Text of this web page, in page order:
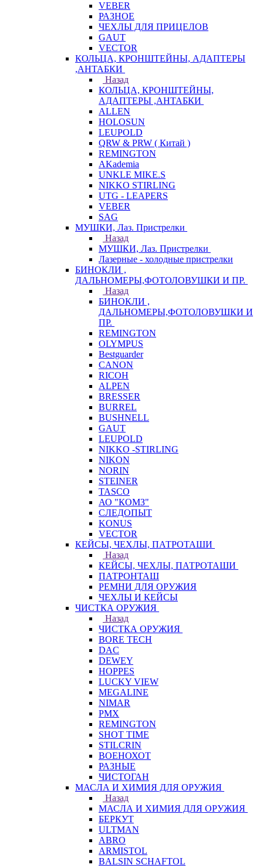
VEBER
РАЗНОЕ
ЧЕХЛЫ ДЛЯ ПРИЦЕЛОВ
GAUT
VECTOR
КОЛЬЦА, КРОНШТЕЙНЫ, АДАПТЕРЫ
,АНТАБКИ
Назад
КОЛЬЦА, КРОНШТЕЙНЫ,
АДАПТЕРЫ ,АНТАБКИ
ALLEN
HOLOSUN
LEUPOLD
QRW & PRW ( Китай )
REMINGTON
AKademia
UNKLE MIKE.S
NIKKO STIRLING
UTG - LEAPERS
VEBER
SAG
МУШКИ, Лаз. Пристрелки
Назад
МУШКИ, Лаз. Пристрелки
Лазерные - холодные пристрелки
БИНОКЛИ ,
ДАЛЬНОМЕРЫ,ФОТОЛОВУШКИ И ПР.
Назад
БИНОКЛИ ,
ДАЛЬНОМЕРЫ,ФОТОЛОВУШКИ И
ПР.
REMINGTON
OLYMPUS
Bestguarder
CANON
RICOH
ALPEN
BRESSER
BURREL
BUSHNELL
GAUT
LEUPOLD
NIKKO -STIRLING
NIKON
NORIN
STEINER
TASCO
АО "КОМЗ"
СЛЕДОПЫТ
KONUS
VECTOR
КЕЙСЫ, ЧЕХЛЫ, ПАТРОТАШИ
Назад
КЕЙСЫ, ЧЕХЛЫ, ПАТРОТАШИ
ПАТРОНТАШ
РЕМНИ ДЛЯ ОРУЖИЯ
ЧЕХЛЫ И КЕЙСЫ
ЧИСТКА ОРУЖИЯ
Назад
ЧИСТКА ОРУЖИЯ
BORE TECH
DAC
DEWEY
HOPPES
LUCKY VIEW
MEGALINE
NIMAR
PMX
REMINGTON
SHOT TIME
STILCRIN
ВОЕНОХОТ
РАЗНЫЕ
ЧИСТОГАН
МАСЛА И ХИМИЯ ДЛЯ ОРУЖИЯ
Назад
МАСЛА И ХИМИЯ ДЛЯ ОРУЖИЯ
БЕРКУТ
ULTMAN
ABRO
ARMISTOL
BALSIN SCHAFTOL